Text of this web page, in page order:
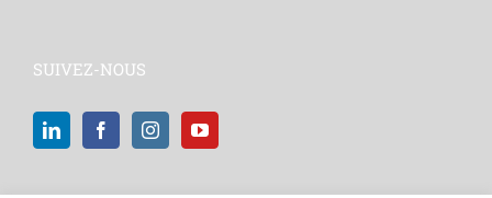
SUIVEZ-NOUS